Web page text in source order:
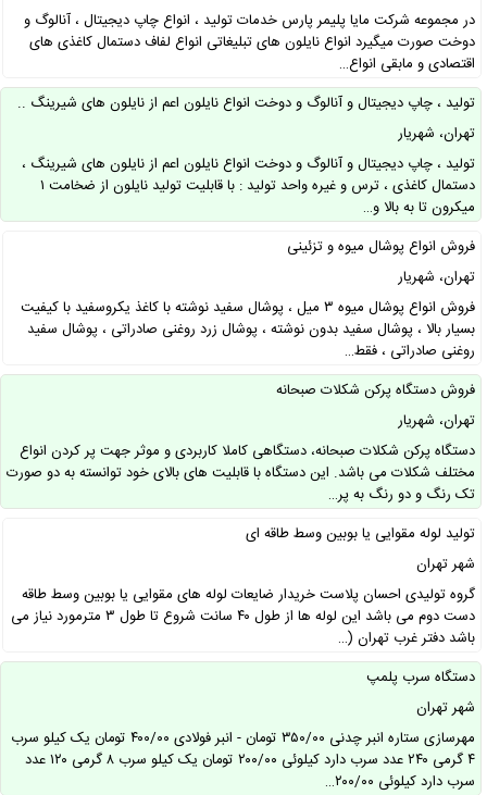
در مجموعه شرکت مایا پلیمر پارس خدمات تولید ، انواع چاپ دیجیتال ، آنالوگ و
دوخت صورت میگیرد انواع نایلون های تبلیغاتی انواع لفاف دستمال کاغذی های
اقتصادی و مابقی انواع…
تولید ، چاپ دیجیتال و آنالوگ و دوخت انواع نایلون اعم از نایلون های شیرینگ ..
تهران، شهریار
تولید ، چاپ دیجیتال و آنالوگ و دوخت انواع نایلون اعم از نایلون های شیرینگ ،
میکرون تا به بالا و…
فروش انواع پوشال میوه و تزئینی
تهران، شهریار
فروش انواع پوشال میوه ۳ میل ، پوشال سفید نوشته با کاغذ یکروسفید با کیفیت
بسیار بالا ، پوشال سفید بدون نوشته ، پوشال زرد روغنی صادراتی ، پوشال سفید
روغنی صادراتی ، فقط…
فروش دستگاه پرکن شکلات صبحانه
تهران، شهریار
دستگاه پرکن شکلات صبحانه، دستگاهی کاملا کاربردی و موثر جهت پر کردن انواع
مختلف شکلات می باشد. این دستگاه با قابلیت های بالای خود توانسته به دو صورت
تک رنگ و دو رنگ به پر…
تولید لوله مقوایی یا بوبین وسط طاقه ای
شهر تهران
گروه تولیدی احسان پلاست خریدار ضایعات لوله های مقوایی یا بوبین وسط طاقه
دست دوم می باشد این لوله ها از طول ۴۰ سانت شروع تا طول ۳ مترمورد نیاز می
باشد دفتر غرب تهران (…
دستگاه سرب پلمپ
شهر تهران
مهرسازی ستاره انبر چدنی ۳۵۰/۰۰ تومان - انبر فولادی ۴۰۰/۰۰ تومان یک کیلو سرب
۴ گرمی ۲۴۰ عدد سرب دارد کیلوئی ۲۰۰/۰۰ تومان یک کیلو سرب ۸ گرمی ۱۲۰ عدد
سرب دارد کیلوئی ۲۰۰/۰۰…